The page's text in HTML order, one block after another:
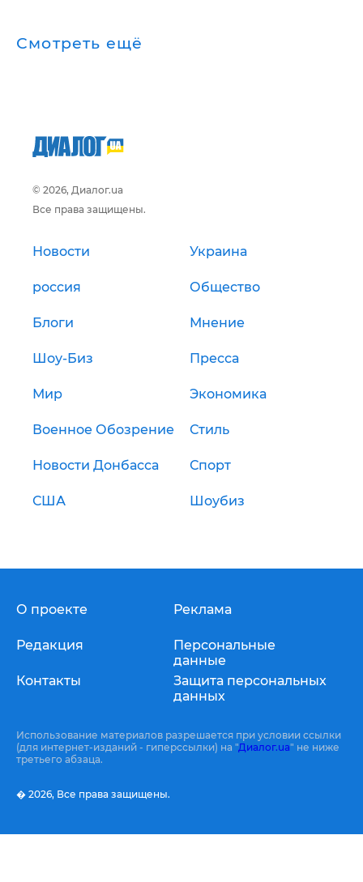
Смотреть ещё
© 2026, Диалог.ua
Все права защищены.
Новости Украина
россия Общество
Блоги Мнение
Шоу-Биз Пресса
Мир Экономика
Военное Обозрение Стиль
Новости Донбасса Спорт
США Шоубиз
О проекте
Редакция
Контакты
Реклама
Персональные
данные
Защита персональных
данных
Использование материалов разрешается при условии ссылки
(для интернет-изданий - гиперссылки) на "Диалог.ua" не ниже
третьего абзаца.
� 2026, Все права защищены.